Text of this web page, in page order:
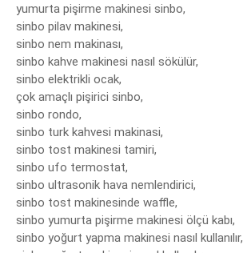
yumurta pişirme makinesi sinbo,
sinbo pilav makinesi,
sinbo nem makinası,
sinbo kahve makinesi nasıl sökülür,
sinbo elektrikli ocak,
çok amaçlı pişirici sinbo,
sinbo rondo,
sinbo turk kahvesi makinasi,
sinbo tost makinesi tamiri,
sinbo ufo termostat,
sinbo ultrasonik hava nemlendirici,
sinbo tost makinesinde waffle,
sinbo yumurta pişirme makinesi ölçü kabı,
sinbo yoğurt yapma makinesi nasıl kullanılır,